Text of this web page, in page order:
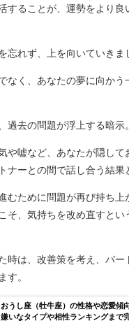
することが、運勢をより良
忘れず、上を向いていきま
なく、あなたの夢に向かう
過去の問題が浮上する暗示。
や嘘など、あなたが隠して
ナーとの間で話し合う結果
むために問題が再び持ち上
そ、気持ちを改め直すとい
時は、改善策を考え、パー
す。
おうし座（牡牛座）の性格や恋愛傾
嫌いなタイプや相性ランキングまで